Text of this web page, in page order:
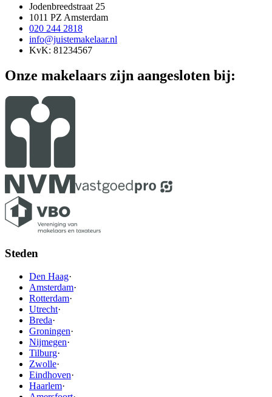
Jodenbreedstraat 25
1011 PZ Amsterdam
020 244 2818
info@juistemakelaar.nl
KvK: 81234567
Onze makelaars zijn aangesloten bij:
Steden
Den Haag·
Amsterdam·
Rotterdam·
Utrecht·
Breda·
Groningen·
Nijmegen·
Tilburg·
Zwolle·
Eindhoven·
Haarlem·